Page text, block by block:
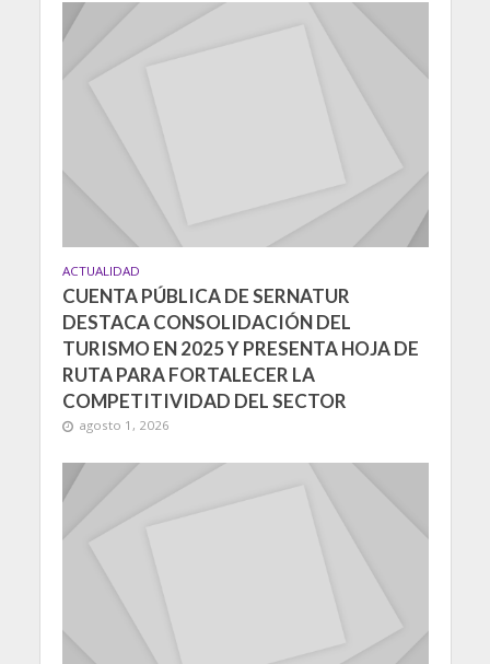
ACTUALIDAD
CUENTA PÚBLICA DE SERNATUR
DESTACA CONSOLIDACIÓN DEL
TURISMO EN 2025 Y PRESENTA HOJA DE
RUTA PARA FORTALECER LA
COMPETITIVIDAD DEL SECTOR
agosto 1, 2026